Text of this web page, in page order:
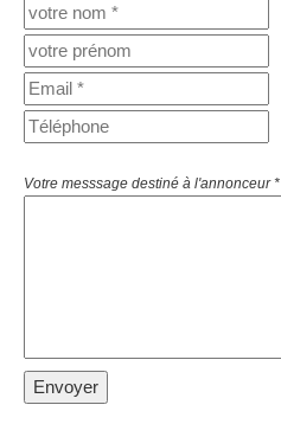
Votre messsage destiné à l'annonceur *